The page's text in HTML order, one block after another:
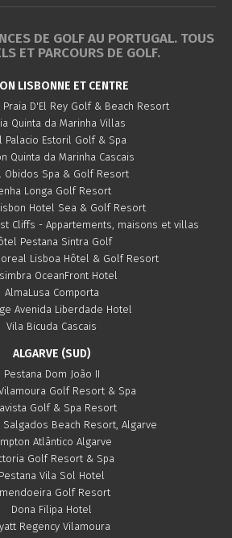
DE GOLF AU PORTUGAL. TOUS
ET PARCOURS DE GOLF.
LISBONNE ET CENTRE
D'El Rey Golf & Beach Resort
Quinta da Marinha Villas
Palacio Estoril Golf & Spa
Quinta da Marinha Cascais
Obidos Spa & Golf Resort
Longa Golf Resort
Hotel Sea & Golf Resort
Cliffs - Appartements, maisons et villas
Pestana Sintra Golf
Lisboa Hôtel & Golf Resort
OceanFront Hotel
AlmaLusa Comporta
Avenida Liberdade Hotel
Vila Bicuda Cascais
ALGARVE (SUD)
Pestana Dom João II
Golf Resort & Spa
Golf & Spa Resort
Salgados Beach Resort, Algarve
Atlântico Algarve
Golf Resort & Spa
Pestana Vila Sol Hotel
Golf Resort
Dona Filipa Hotel
Regency Vilamoura